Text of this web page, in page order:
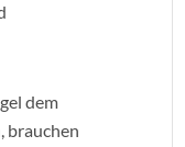
dem
brauchen